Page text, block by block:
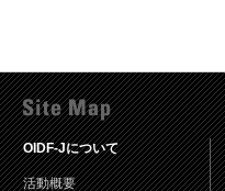
OIDF-Jについて
活動概要